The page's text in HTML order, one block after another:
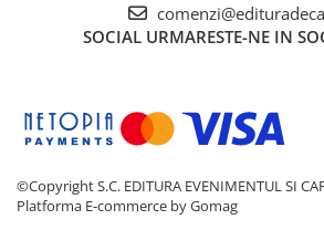
SOCIAL URMARESTE-NE IN
©Copyright S.C. EDITURA EVENIMENTUL SI
Platforma E-commerce by Gomag